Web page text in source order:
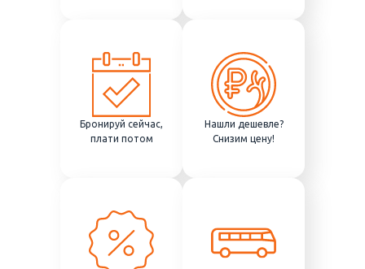
Бронируй сейчас,
плати потом
Нашли дешевле?
Снизим цену!